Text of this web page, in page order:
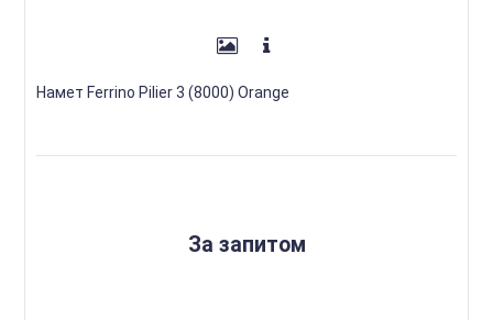
Намет Ferrino Pilier 3 (8000) Orange
За запитом